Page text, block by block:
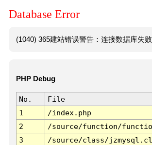
Database Error
(1040) 365建站错误警告：连接数据库失
PHP Debug
No. File
1
/index.php
2
/source/function/
3
/source/class/